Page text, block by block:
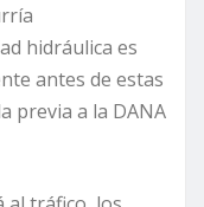
hidráulica es
antes de estas
previa a la DANA